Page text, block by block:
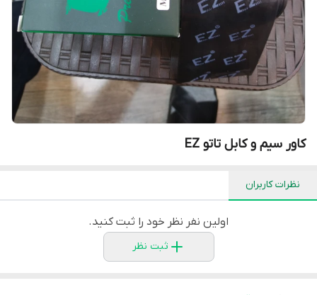
کاور سیم و کابل تاتو EZ
نظرات کاربران
اولین نفر نظر خود را ثبت کنید.
ثبت نظر